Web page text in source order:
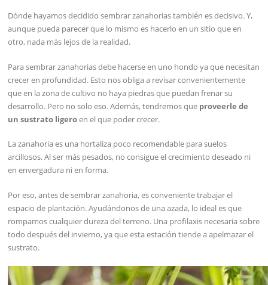
Dónde hayamos decidido sembrar zanahorias también es decisivo. Y,
aunque pueda parecer que lo mismo es hacerlo en un sitio que en
otro, nada más lejos de la realidad.
Para sembrar zanahorias debe hacerse en uno hondo ya que necesitan
crecer en profundidad. Esto nos obliga a revisar convenientemente
que en la zona de cultivo no haya piedras que puedan frenar su
desarrollo. Pero no solo eso. Además, tendremos que proveerle de
un sustrato ligeroen el que poder crecer.
La zanahoria es una hortaliza poco recomendable para suelos
arcillosos. Al ser más pesados, no consigue el crecimiento deseado ni
en envergadura ni en forma.
Por eso, antes de sembrar zanahoria, es conveniente trabajar el
espacio de plantación. Ayudándonos de una azada, lo ideal es que
rompamos cualquier dureza del terreno. Una profilaxis necesaria sobre
todo después del invierno, ya que esta estación tiende a apelmazar el
sustrato.